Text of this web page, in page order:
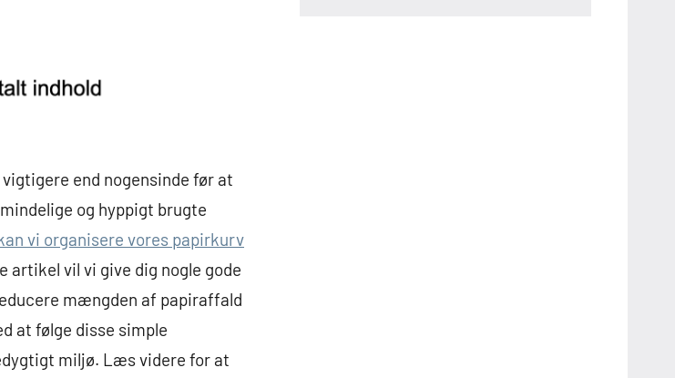
end nogensinde før at
og hyppigt brugte
vi organisere vores papirkurv
artikel vil vi give dig nogle gode
mængden af papiraffald
at følge disse simple
miljø. Læs videre for at